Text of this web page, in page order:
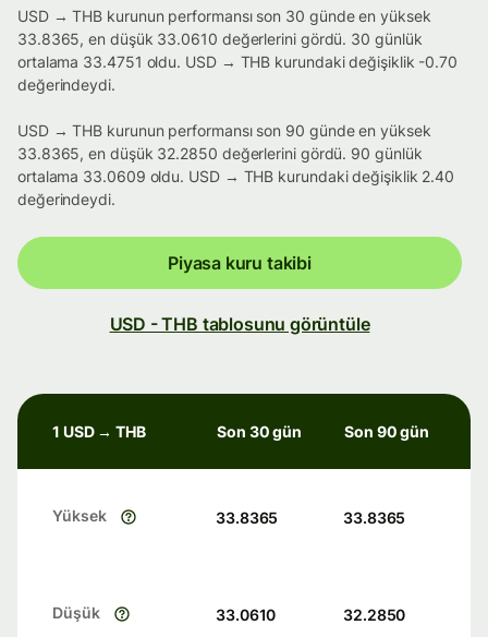
USD → THB kurunun performansı son 30 günde en yüksek
33.8365, en düşük 33.0610 değerlerini gördü. 30 günlük
ortalama 33.4751 oldu. USD → THB kurundaki değişiklik -0.70
değerindeydi.
USD → THB kurunun performansı son 90 günde en yüksek
33.8365, en düşük 32.2850 değerlerini gördü. 90 günlük
ortalama 33.0609 oldu. USD → THB kurundaki değişiklik 2.40
değerindeydi.
Piyasa kuru takibi
USD - THB tablosunu görüntüle
1 USD → THB Son 30 gün Son 90 gün
Yüksek 33.8365 33.8365
Düşük 33.0610 32.2850